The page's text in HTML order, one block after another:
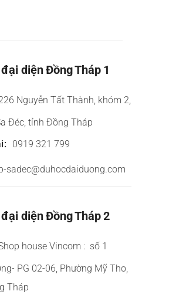
diện Đồng Tháp 1
Nguyễn Tất Thành, khóm 2,
Đéc, tỉnh Đồng Tháp
0919 321 799
sadec@duhocdaiduong.com
diện Đồng Tháp 2
house Vincom : số 1
PG 02-06, Phường Mỹ Tho,
Tháp